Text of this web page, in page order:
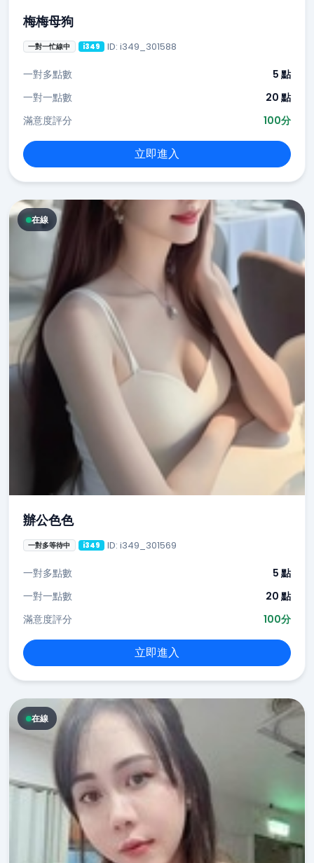
梅梅母狗
一對一忙線中 i349 ID: i349_301588
一對多點數
5 點
一對一點數
20 點
滿意度評分
100分
立即進入
在線
辦公色色
一對多等待中 i349 ID: i349_301569
一對多點數
5 點
一對一點數
20 點
滿意度評分
100分
立即進入
在線